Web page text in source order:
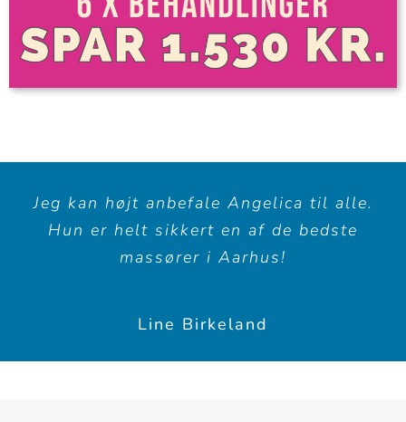
Jeg kan højt anbefale Angelica til alle.
Hun er helt sikkert en af de bedste
massører i Aarhus!
Line Birkeland